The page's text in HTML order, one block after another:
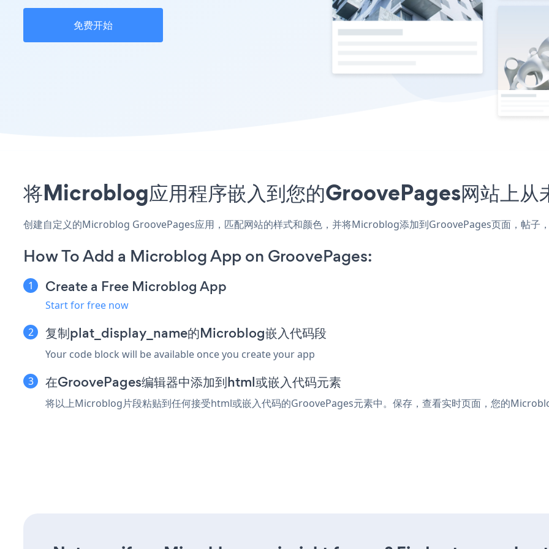
免费开始
将Microblog应用程序嵌入到您的GroovePages网站上从
创建自定义的Microblog GroovePages应用，匹配网站的样式和颜色，并将Microblog添加到GroovePages页面，帖子，
How To Add a Microblog App on GroovePages:
Create a Free Microblog App
Start for free now
复制plat_display_name的Microblog嵌入代码段
Your code block will be available once you create your app
在GroovePages编辑器中添加到html或嵌入代码元素
将以上Microblog片段粘贴到任何接受html或嵌入代码的GroovePages元素中。保存，查看实时页面，您的